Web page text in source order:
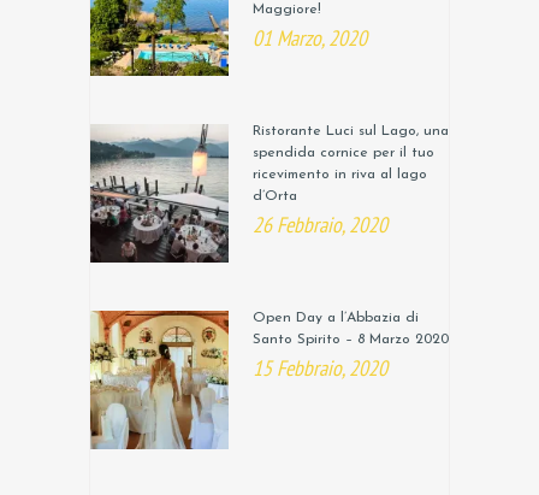
Maggiore!
01 Marzo, 2020
Ristorante Luci sul Lago, una
spendida cornice per il tuo
ricevimento in riva al lago
d’Orta
26 Febbraio, 2020
Open Day a l’Abbazia di
Santo Spirito – 8 Marzo 2020
15 Febbraio, 2020